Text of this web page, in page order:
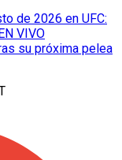
de 2026 en UFC:
VIVO
su próxima pelea